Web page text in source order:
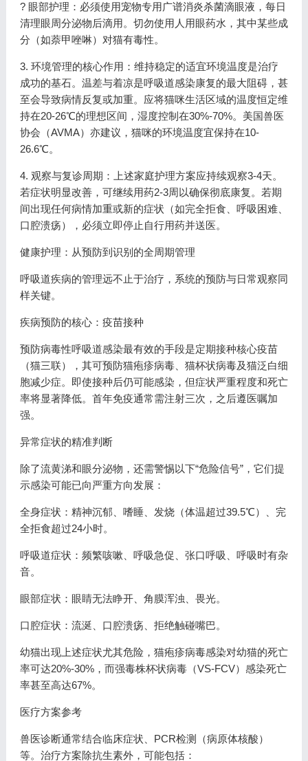
? 眼部护理：必须使用宠物专用广谱消炎杀菌滴眼液，每日
清理眼周分泌物后滴用。切勿使用人用眼药水，其中某些成
分（如萘甲唑啉）对猫有毒性。
3. 环境管理的核心作用：维持稳定的适宜环境温度是治疗
成功的基石。温差与着凉是呼吸道感染康复的最大阻碍，甚
至会导致病情反复或加重。应将猫咪生活区域的温度恒定维
持在20-26℃的理想区间，湿度控制在30%-70%。美国兽医
协会（AVMA）亦建议，猫咪的环境温度宜保持在10-
26.6℃。
4. 观察与复诊周期：上述家庭护理方案应持续观察3-4天。
若症状明显改善，可继续用药2-3周以确保彻底康复。若期
间出现任何病情加重或新的症状（如完全拒食、呼吸困难、
口腔溃疡），必须立即停止自行用药并送医。
健康护理：从预防到识别的全周期管理
呼吸道疾病的管理远不止于治疗，系统的预防与日常观察同
样关键。
疾病预防的核心：疫苗接种
预防病毒性呼吸道感染最有效的手段是定期接种核心疫苗
（猫三联），其可预防猫疱疹病毒、猫杯状病毒及猫泛白细
胞减少症。即使接种后仍可能感染，但症状严重程度和死亡
率将显著降低。首年免疫通常需注射三次，之后遵医嘱加
强。
异常症状的精准判断
除了流黄涕和眼分泌物，还需警惕以下“危险信号”，它们提
示感染可能已向严重方向发展：
全身症状：精神沉郁、嗜睡、发烧（体温超过39.5℃）、完
全拒食超过24小时。
呼吸道症状：频繁咳嗽、呼吸急促、张口呼吸、呼吸时有杂
音。
眼部症状：眼睛无法睁开、角膜浑浊、畏光。
口腔症状：流涎、口腔溃疡、拒绝触碰嘴巴。
幼猫出现上述症状尤其危险，猫疱疹病毒感染对幼猫的死亡
率可达20%-30%，而强毒株杯状病毒（VS-FCV）感染死亡
率甚至高达67%。
医疗方案参考
兽医诊断通常结合临床症状、PCR检测（病原体核酸）
等。治疗方案除抗生素外，可能包括：